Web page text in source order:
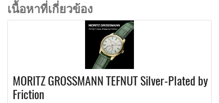
เนื้อหาที่เกี่ยวข้อง
MORITZ GROSSMANN TEFNUT Silver-Plated by
Friction